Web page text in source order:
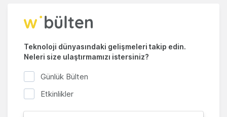
Teknoloji dünyasındaki gelişmeleri takip edin.
Neleri size ulaştırmamızı istersiniz?
Günlük Bülten
Etkinlikler